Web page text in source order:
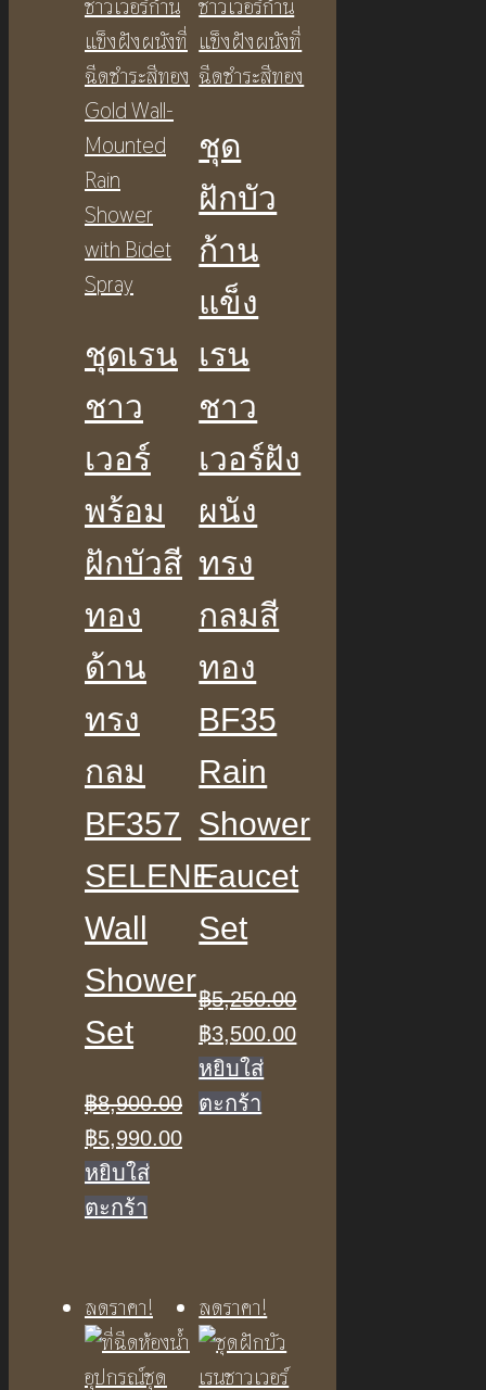
ชุดเรน
ชาว
เวอร์
พร้อม
ฝักบัวสี
ทอง
ด้าน
ทรง
กลม
BF357
SELENE
Wall
Shower
Set
฿8,900.00
Original
price
was:
฿5,990.00Current
หยิบใส่
ตะกร้า
ชุด
ฝักบัว
ก้าน
แข็ง
เรน
ชาว
เวอร์ฝัง
ผนัง
ทรง
กลมสี
ทอง
BF35
Rain
Shower
Faucet
Set
฿5,250.00
Original
price
was:
฿3,500.00Current
หยิบใส่
ตะกร้า
ลดราคา! ลดราคา!